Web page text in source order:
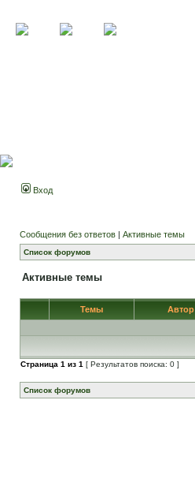
Вход
Сообщения без ответов | Активные темы
Список форумов
Активные темы
Темы Автор
Страница 1 из 1 [ Результатов поиска: 0 ]
Список форумов